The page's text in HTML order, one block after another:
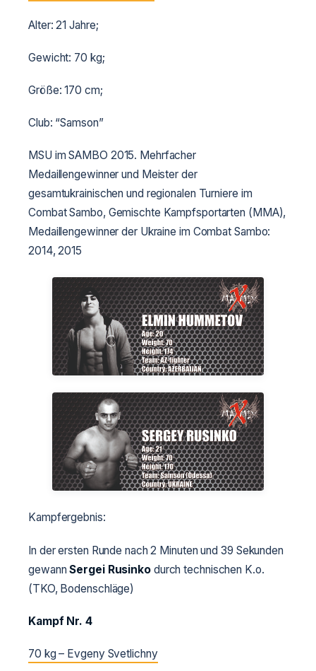
Alter: 21 Jahre;
Gewicht: 70 kg;
Größe: 170 cm;
Club: “Samson”
MSU im SAMBO 2015. Mehrfacher
Medaillengewinner und Meister der
gesamtukrainischen und regionalen Turniere im
Combat Sambo, Gemischte Kampfsportarten (MMA),
Medaillengewinner der Ukraine im Combat Sambo:
2014, 2015
Kampfergebnis:
In der ersten Runde nach 2 Minuten und 39 Sekunden
gewannSergei Rusinkodurch technischen K.o.
(TKO, Bodenschläge)
Kampf Nr. 4
70 kg – Evgeny Svetlichny